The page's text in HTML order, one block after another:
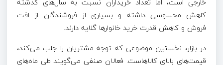
کاهش محسوسی داشته و بسیاری از فروشندگان از افت
فروش و کاهش قدرت خرید خانوارها گلایه دارند.
در بازار، نخستین موضوعی که توجه مشتریان را جلب می‌کند،
قیمت‌های بالای کالاهاست. فعالان صنفی می‌گویند طی ماه‌های